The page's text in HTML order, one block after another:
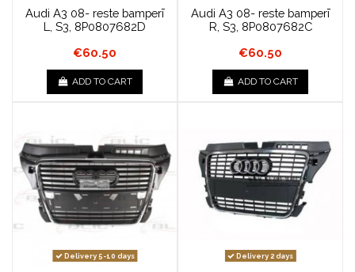
Audi A3 08- reste bamperī
L, S3, 8P0807682D
€60.50
ADD TO CART
Audi A3 08- reste bamperī
R, S3, 8P0807682C
€60.50
ADD TO CART
Delivery 5-10 days Delivery 2 days